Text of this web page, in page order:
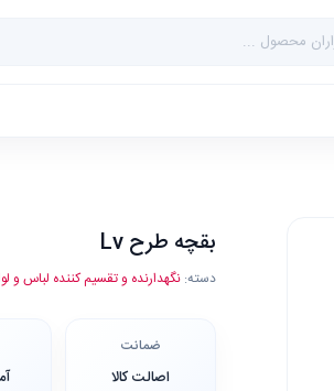
بقچه طرح Lv
دسته: نگهدارنده و تقسیم کننده لباس و
ضمانت
اصالت کالا